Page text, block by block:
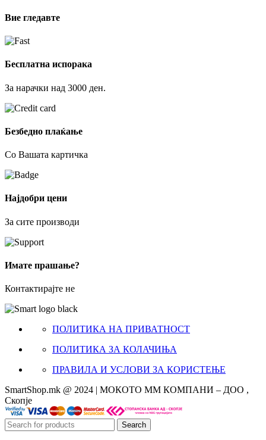
Вие гледавте
Бесплатна испорака
За нарачки над 3000 ден.
Безбедно плаќање
Со Вашата картичка
Најдобри цени
За сите производи
Имате прашање?
Контактирајте не
ПОЛИТИКА НА ПРИВАТНОСТ
ПОЛИТИКА ЗА КОЛАЧИЊА
ПРАВИЛА И УСЛОВИ ЗА КОРИСТЕЊЕ
SmartShop.mk @ 2024 | МОКОТО ММ КОМПАНИ – ДОО ,
Скопје
Search